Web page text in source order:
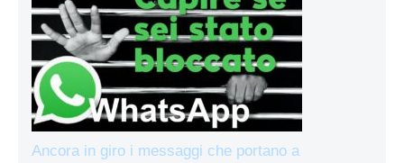
Ancora in giro i messaggi che portano a